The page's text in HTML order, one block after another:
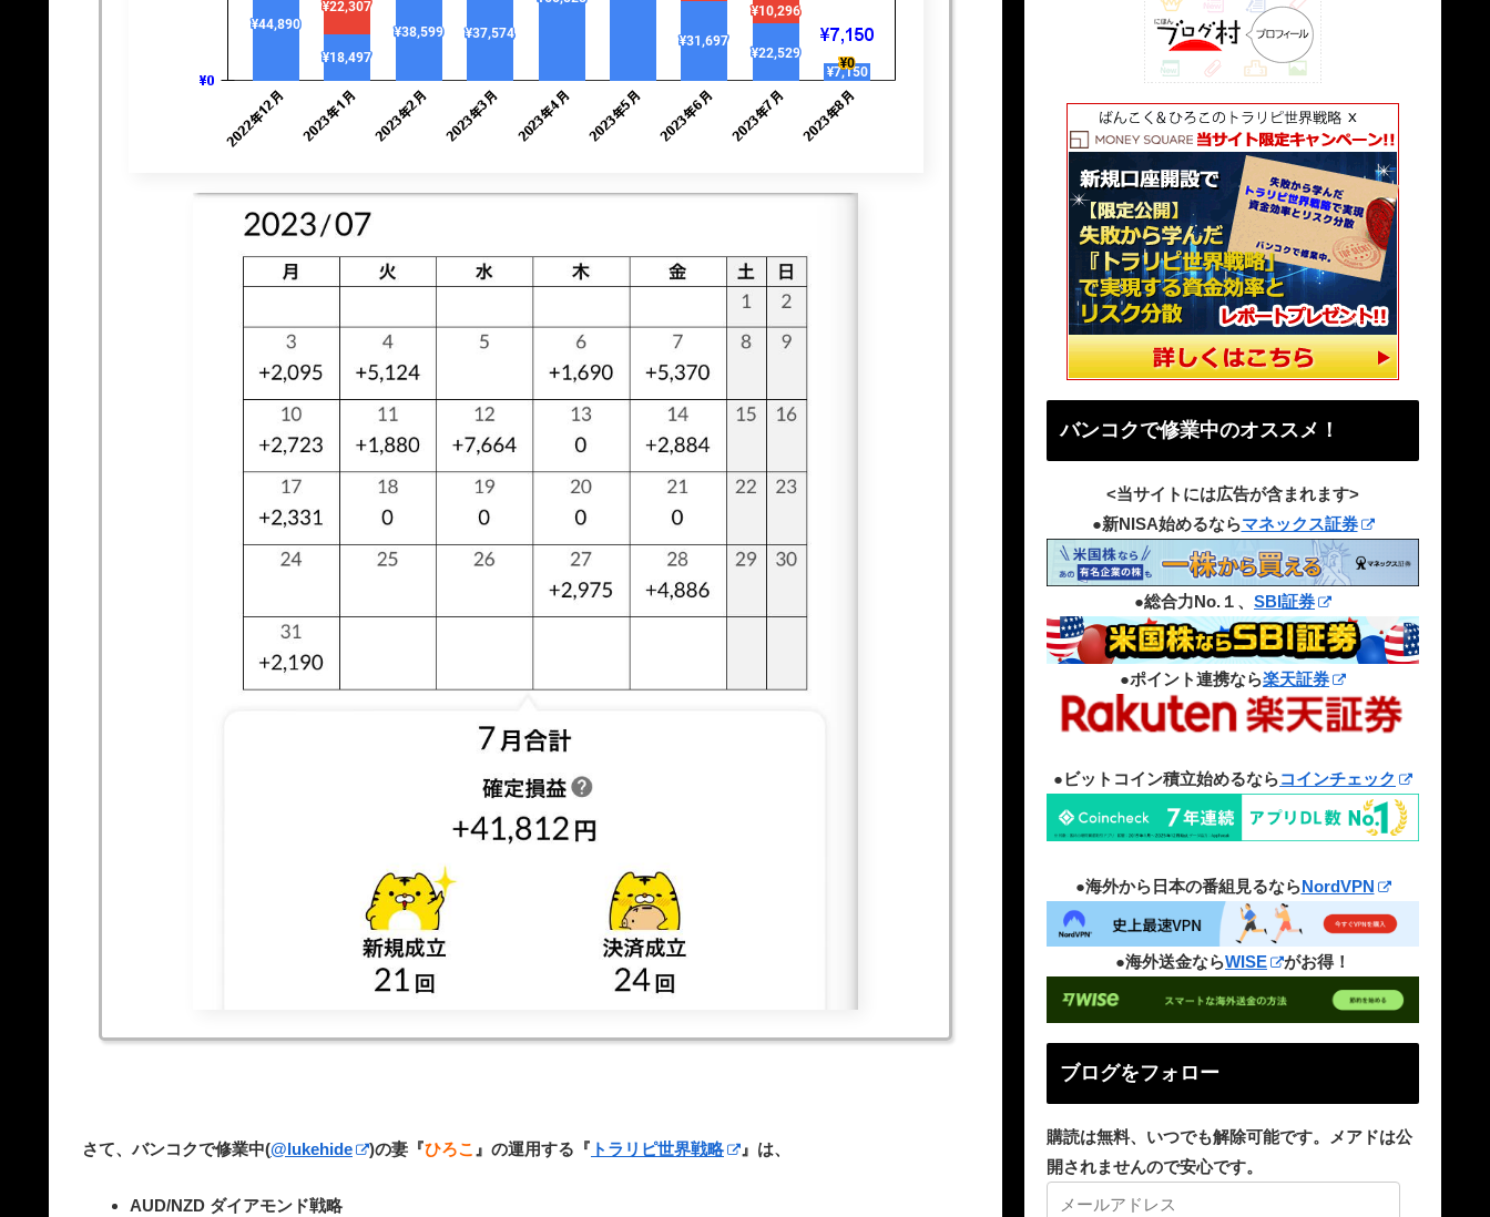
さて、バンコクで修業中(@lukehide )の妻『ひろこ 』の運用する 『 トラリピ世界戦略 』は、
AUD/NZD ダイアモンド戦略
バンコクで修業中のオススメ！
<当サイトには広告が含まれます>
●新NISA始めるならマネックス証券
●総合力No.１、 SBI証券
●ポイント連携なら楽天証券
●ビットコイン積立始めるならコインチェック
●海外から日本の番組見るならNordVPN
●海外送金ならWISE がお得！
ブログをフォロー
購読は無料、いつでも解除可能です。メアドは公
開されませんので安心です。